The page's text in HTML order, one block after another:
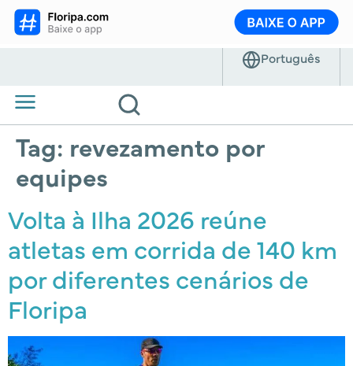
Tag: revezamento por
equipes
Volta à Ilha 2026 reúne
atletas em corrida de 140 km
por diferentes cenários de
Floripa